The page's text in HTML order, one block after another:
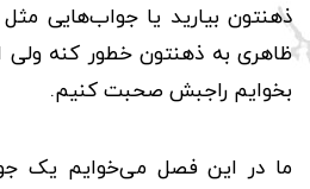
ذهنتون بیارید یا جواب‌هایی
ظاهری به ذهنتون خطور کنه ولی
بخوایم راجبش صحبت کنیم.
ما در این فصل می‌خوایم یک